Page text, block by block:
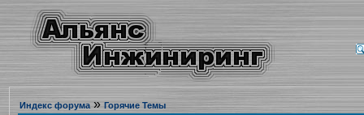
Индекс форума» Горячие Темы